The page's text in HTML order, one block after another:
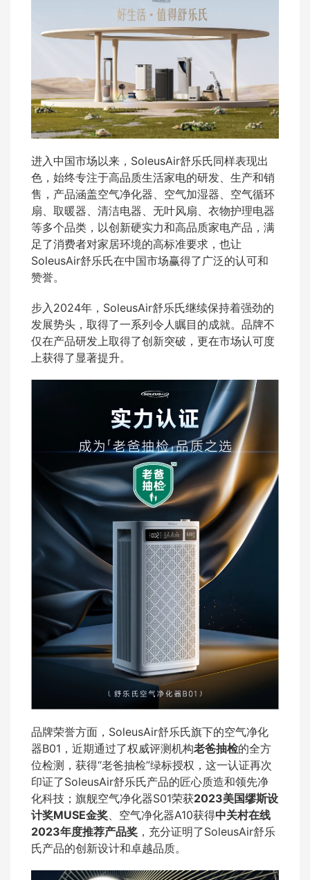
进入中国市场以来，SoleusAir舒乐氏同样表现出
色，始终专注于高品质生活家电的研发、生产和销
售，产品涵盖空气净化器、空气加湿器、空气循环
扇、取暖器、清洁电器、无叶风扇、衣物护理电器
等多个品类，以创新硬实力和高品质家电产品，满
足了消费者对家居环境的高标准要求，也让
SoleusAir舒乐氏在中国市场赢得了广泛的认可和
赞誉。
步入2024年，SoleusAir舒乐氏继续保持着强劲的
发展势头，取得了一系列令人瞩目的成就。品牌不
仅在产品研发上取得了创新突破，更在市场认可度
上获得了显著提升。
品牌荣誉方面，SoleusAir舒乐氏旗下的空气净化
器B01，近期通过了权威评测机构老爸抽检的全方
位检测，获得“老爸抽检”绿标授权，这一认证再次
印证了SoleusAir舒乐氏产品的匠心质造和领先净
化科技；旗舰空气净化器S01荣获2023美国缪斯设
计奖MUSE金奖、空气净化器A10获得中关村在线
2023年度推荐产品奖 ，充分证明了SoleusAir舒乐
氏产品的创新设计和卓越品质。